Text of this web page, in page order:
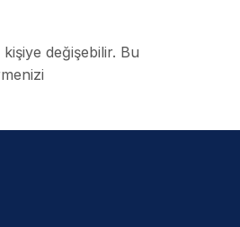
değişebilir. Bu